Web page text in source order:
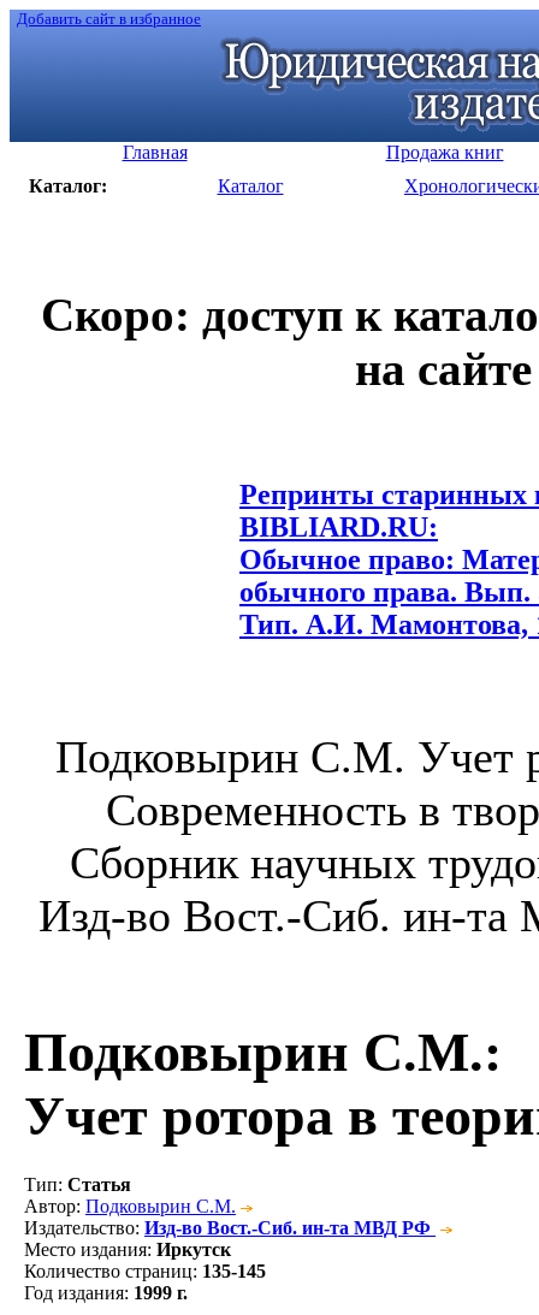
Добавить сайт в избранное
Главная
Продажа книг
Каталог:
Каталог
Скоро: доступ к
на
Репринты старинных
BIBLIARD.RU:
Обычное право:
обычного права.
Тип. А.И. Мамонтова,
Подковырин С.М. Учет
Современность в
Сборник научных
Изд-во Вост.-Сиб. ин-
Подковырин С.М.:
Учет ротора в
Тип: Статья
Автор: Подковырин С.М.
Издательство: Изд-во Вост.-Сиб. ин-та МВД РФ
Место издания: Иркутск
Количество страниц: 135-145
Год издания: 1999 г.